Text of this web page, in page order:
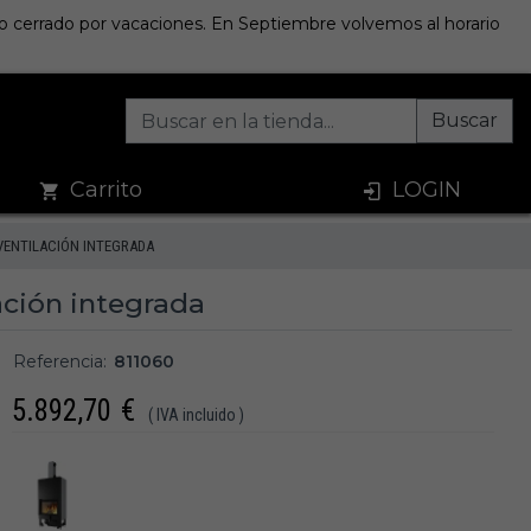
cerrado por vacaciones. En Septiembre volvemos al horario
Buscar
Carrito LOGIN
INTEGRADA
integrada
Referencia: 811060
5.892,70 € ( IVA incluido )